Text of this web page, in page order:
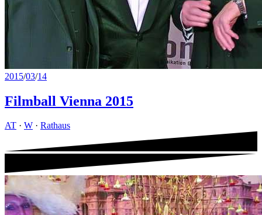
2015/03/14
Filmball Vienna 2015
AT · W · Rathaus